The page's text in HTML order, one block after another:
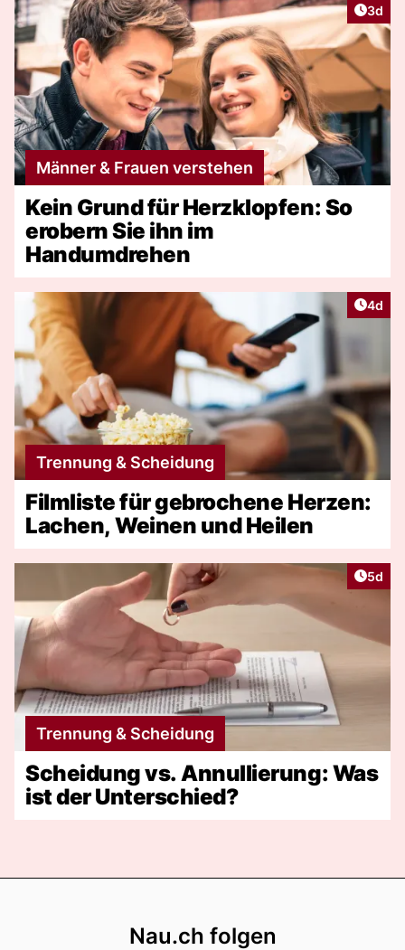
3d
Männer & Frauen verstehen
Kein Grund für Herzklopfen: So
erobern Sie ihn im
Handumdrehen
4d
Trennung & Scheidung
Filmliste für gebrochene Herzen:
Lachen, Weinen und Heilen
5d
Trennung & Scheidung
Scheidung vs. Annullierung: Was
ist der Unterschied?
Nau.ch folgen